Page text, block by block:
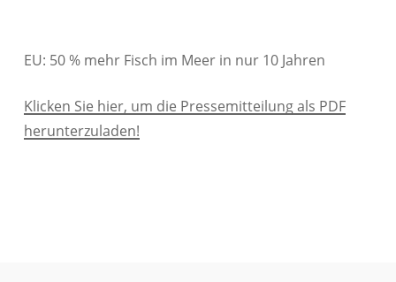
EU: 50 % mehr Fisch im Meer in nur 10 Jahren
Klicken Sie hier, um die Pressemitteilung als PDF
herunterzuladen!